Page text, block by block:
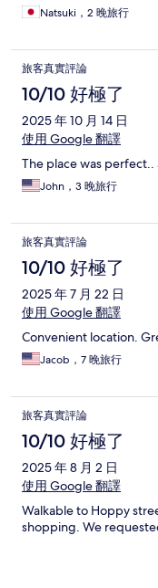
Natsuki，2 晚旅行
旅客真實評論
10/10 好極了
2025 年 10 月 14 日
使用 Google 翻譯
The place was
John，3 晚旅行
旅客真實評論
10/10 好極了
2025 年 7 月 22 日
使用 Google 翻譯
Convenient location.
Jacob，7 晚旅行
旅客真實評論
10/10 好極了
2025 年 8 月 2 日
使用 Google 翻譯
Walkable to Hoppy
shopping. We